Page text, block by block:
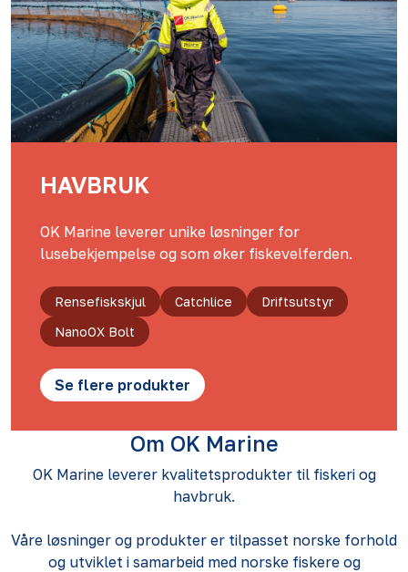
HAVBRUK
OK Marine leverer unike løsninger for
lusebekjempelse og som øker fiskevelferden.
Rensefiskskjul Catchlice
Driftsutstyr
NanoOX Bolt
Se flere produkter
Om OK Marine
OK Marine leverer kvalitetsprodukter til fiskeri og
havbruk.
Våre løsninger og produkter er tilpasset norske forhold
og utviklet i samarbeid med norske fiskere og